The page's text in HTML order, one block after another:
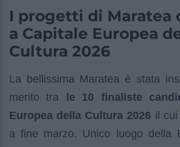
I progetti di Maratea
a Capitale Europea
Cultura 2026
La bellissima Maratea è stata
merito tra
le 10 finaliste
Europea della Cultura 2026 il
a fine marzo. Unico luogo della